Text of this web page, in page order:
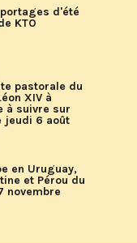
d'été
KTO
pastorale du
XIV à
à suivre sur
jeudi 6 août
en Uruguay,
et Pérou du
novembre